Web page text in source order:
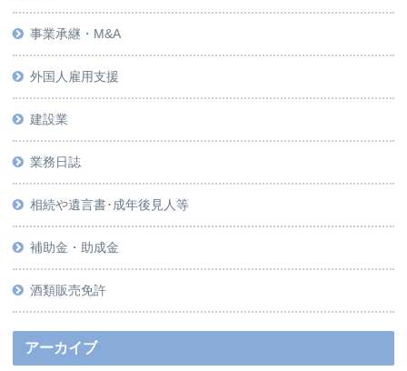
事業承継・M&A
外国人雇用支援
建設業
業務日誌
相続や遺言書･成年後見人等
補助金・助成金
酒類販売免許
アーカイブ